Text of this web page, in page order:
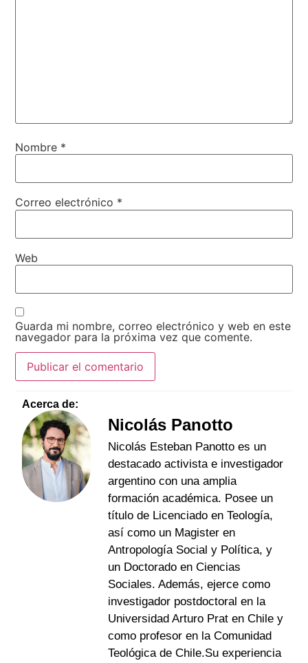
Nombre *
Correo electrónico *
Web
Guarda mi nombre, correo electrónico y web en este
navegador para la próxima vez que comente.
Acerca de:
Nicolás Panotto
Nicolás Esteban Panotto es un
destacado activista e investigador
argentino con una amplia
formación académica. Posee un
título de Licenciado en Teología,
así como un Magister en
Antropología Social y Política, y
un Doctorado en Ciencias
Sociales. Además, ejerce como
investigador postdoctoral en la
Universidad Arturo Prat en Chile y
como profesor en la Comunidad
Teológica de Chile.Su experiencia